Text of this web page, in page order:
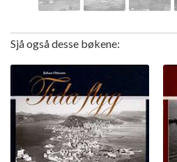
Sjå også desse bøkene: